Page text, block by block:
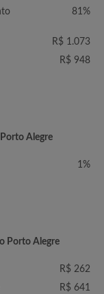
81%
R$ 1.073
R$ 948
Alegre
1%
Porto Alegre
R$ 262
R$ 641